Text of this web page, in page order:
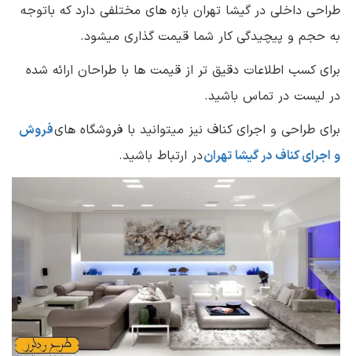
طراحی داخلی در گیشا تهران بازه های مختلفی دارد که باتوجه
به حجم و پیچیدگی کار شما قیمت گذاری میشود.
برای کسب اطلاعات دقیق تر از قیمت ها با طراحان ارائه شده
در لیست در تماس باشید.
برای طراحی و اجرای کناف نیز میتوانید با فروشگاه هایفروش
و اجرای کناف در گیشا تهراندر ارتباط باشید.